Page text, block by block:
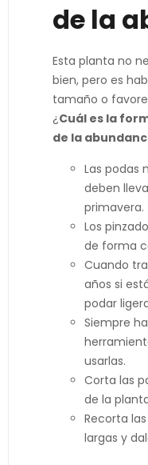
de la
Esta planta no
bien, pero es
tamaño o
¿Cuál es la
de la
Las podas
deben
primavera.
Los
de forma
Cuando
años si
podar
Siempre
usarlas.
Corta las
de la
Recorta
largas y